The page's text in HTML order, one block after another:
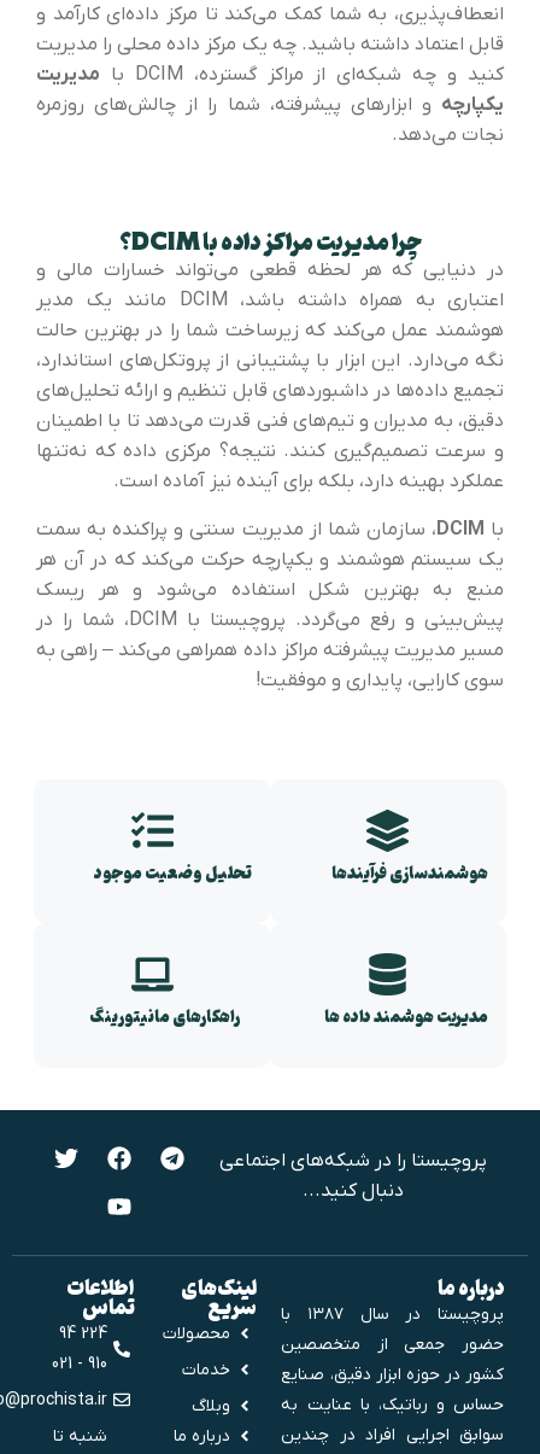
انعطاف‌پذیری، به شما کمک می‌کند تا مرکز داده‌ای کارآمد و
قابل اعتماد داشته باشید. چه یک مرکز داده محلی را مدیریت
کنید و چه شبکه‌ای از مراکز گسترده، DCIM با
مدیریت
یکپارچهو ابزارهای پیشرفته، شما را از چالش‌های روزمره
نجات می‌دهد.
چرا مدیریت مراکز داده با DCIM؟
در دنیایی که هر لحظه قطعی می‌تواند خسارات مالی و
اعتباری به همراه داشته باشد، DCIM مانند یک مدیر
هوشمند عمل می‌کند که زیرساخت شما را در بهترین حالت
نگه می‌دارد. این ابزار با پشتیبانی از پروتکل‌های استاندارد،
تجمیع داده‌ها در داشبوردهای قابل تنظیم و ارائه تحلیل‌های
دقیق، به مدیران و تیم‌های فنی قدرت می‌دهد تا با اطمینان
و سرعت تصمیم‌گیری کنند. نتیجه؟ مرکزی داده که نه‌تنها
عملکرد بهینه دارد، بلکه برای آینده نیز آماده است.
DCIM، سازمان شما از مدیریت سنتی و پراکنده به سمت
یک سیستم هوشمند و یکپارچه حرکت می‌کند که در آن هر
منبع به بهترین شکل استفاده می‌شود و هر ریسک
پیش‌بینی و رفع می‌گردد. پروچیستا با DCIM، شما را در
مسیر مدیریت پیشرفته مراکز داده همراهی می‌کند – راهی به
سوی کارایی، پایداری و موفقیت!
هوشمندسازی فرآیندها تحلیل وضعیت موجود
مدیریت هوشمند داده ها راهکارهای مانیتورینگ
پروچیستا را در شبکه‌های اجتماعی
دنبال کنید...
درباره ما
پروچیستا در سال ۱۳۸۷ با
حضور جمعی از متخصصین
کشور در حوزه ابزار دقیق، صنایع
حساس و رباتیک، با عنایت به
سوابق اجرایی افراد در چندین
لینک‌های
سریع
محصولات
خدمات
وبلاگ
درباره ما
اطلاعات
تماس
224 94
910 - 021
info@prochista.ir
شنبه تا